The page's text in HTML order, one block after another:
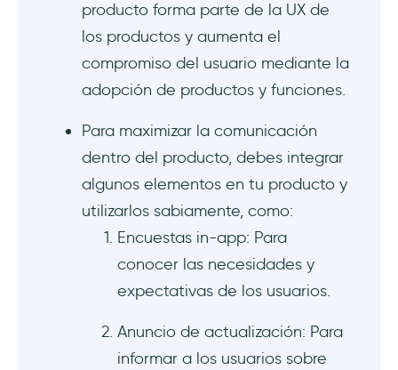
producto forma parte de la UX de
los productos y aumenta el
compromiso del usuario mediante la
adopción de productos y funciones.
Para maximizar la comunicación
dentro del producto, debes integrar
algunos elementos en tu producto y
utilizarlos sabiamente, como:
Encuestas in-app: Para
conocer las necesidades y
expectativas de los usuarios.
Anuncio de actualización: Para
informar a los usuarios sobre